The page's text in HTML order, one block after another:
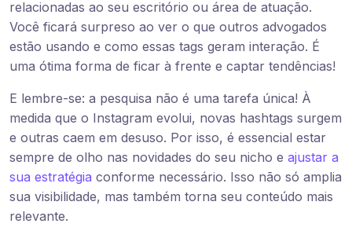
relacionadas ao seu escritório ou área de atuação.
Você ficará surpreso ao ver o que outros advogados
estão usando e como essas tags geram interação. É
uma ótima forma de ficar à frente e captar tendências!
E lembre-se: a pesquisa não é uma tarefa única! À
medida que o Instagram evolui, novas hashtags surgem
e outras caem em desuso. Por isso, é essencial estar
sempre de olho nas novidades do seu nicho e ajustar a
sua estratégia conforme necessário. Isso não só amplia
sua visibilidade, mas também torna seu conteúdo mais
relevante.